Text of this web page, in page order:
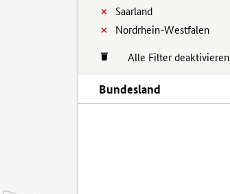
Saarland
Nordrhein-Westfalen
Alle Filter deaktivieren
Bundesland